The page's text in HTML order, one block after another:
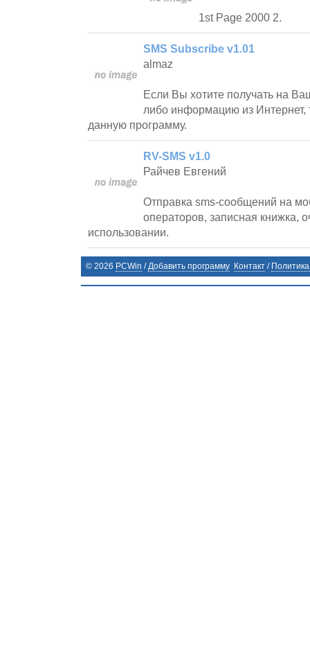
1st Page 2000 2.
SMS Subscribe v1.01
almaz
Если Вы хотите получать на
либо информацию из Интернет,
данную программу.
RV-SMS v1.0
Райчев Евгений
Отправка sms-сообщений на
операторов, записная книжка,
использовании.
© 2026 PCWin /Добавить программу Контакт /